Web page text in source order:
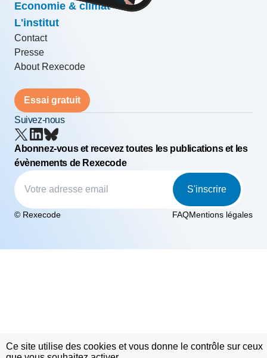
Economie & climat
L'institut
Contact
Presse
About Rexecode
Essai gratuit
Suivez-nous
Abonnez-vous et recevez toutes les publications et les
évènements de Rexecode
S'inscrire
© Rexecode FAQMentions légales
Ce site utilise des cookies et vous donne le contrôle sur ceux